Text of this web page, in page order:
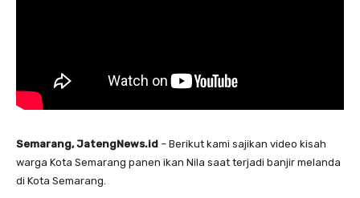
Semarang, JatengNews.id – Berikut kami sajikan video kisah
warga Kota Semarang panen ikan Nila saat terjadi banjir melanda
di Kota Semarang.